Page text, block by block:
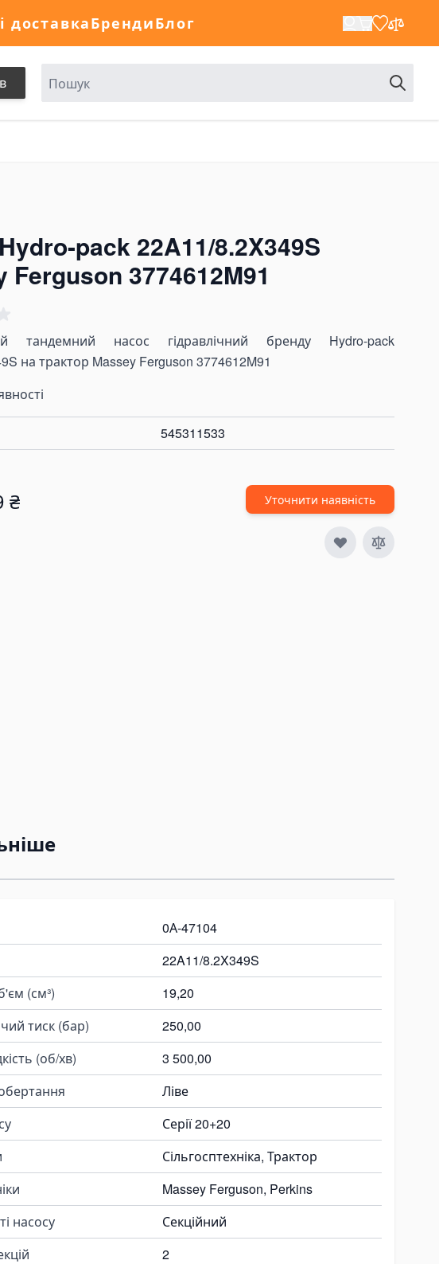
доставкаБрендиБлог
pack 22A11/8.2X349S
Ferguson 3774612M91
тандемний насос гідравлічний бренду Hydro-pack
на трактор Massey Ferguson 3774612M91
545311533
₴ Уточнити наявність
0А-47104
22A11/8.2X349S
(см³)
19,20
тиск (бар)
250,00
(об/хв)
3 500,00
Ліве
Серії 20+20
Сільгосптехніка, Трактор
Massey Ferguson, Perkins
насосу
Секційний
2